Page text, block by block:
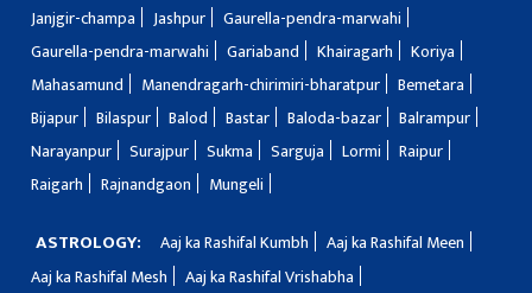
Janjgir-champa
Jashpur
Gaurella-pendra-marwahi
Gaurella-pendra-marwahi
Gariaband Khairagarh
Koriya
Mahasamund
Manendragarh-chirimiri-bharatpur
Bemetara
Bijapur
Bilaspur Balod Bastar Baloda-bazar
Balrampur
Narayanpur
Surajpur Sukma Sarguja Lormi
Raipur
Raigarh
Rajnandgaon Mungeli
ASTROLOGY: Aaj ka Rashifal Kumbh
Aaj ka Rashifal Meen
Aaj ka Rashifal Mesh
Aaj ka Rashifal Vrishabha